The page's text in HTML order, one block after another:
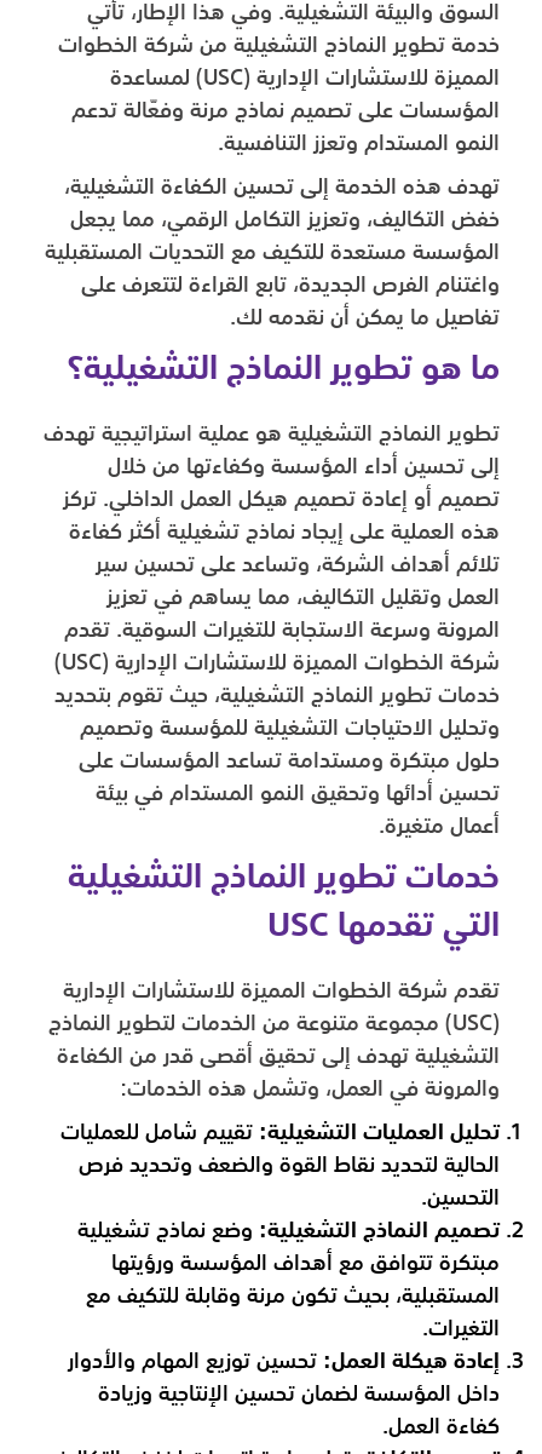
السوق والبيئة التشغيلية. وفي هذا الإطار، تأتي
خدمة تطوير النماذج التشغيلية من شركة الخطوات
المميزة للاستشارات الإدارية (USC) لمساعدة
المؤسسات على تصميم نماذج مرنة وفعّالة تدعم
النمو المستدام وتعزز التنافسية.
تهدف هذه الخدمة إلى تحسين الكفاءة التشغيلية،
خفض التكاليف، وتعزيز التكامل الرقمي، مما يجعل
المؤسسة مستعدة للتكيف مع التحديات المستقبلية
واغتنام الفرص الجديدة، تابع القراءة لتتعرف على
تفاصيل ما يمكن أن نقدمه لك.
ما هو تطوير النماذج التشغيلية؟
تطوير النماذج التشغيلية هو عملية استراتيجية تهدف
إلى تحسين أداء المؤسسة وكفاءتها من خلال
تصميم أو إعادة تصميم هيكل العمل الداخلي. تركز
هذه العملية على إيجاد نماذج تشغيلية أكثر كفاءة
تلائم أهداف الشركة، وتساعد على تحسين سير
العمل وتقليل التكاليف، مما يساهم في تعزيز
المرونة وسرعة الاستجابة للتغيرات السوقية. تقدم
شركة الخطوات المميزة للاستشارات الإدارية (USC)
خدمات تطوير النماذج التشغيلية، حيث تقوم بتحديد
وتحليل الاحتياجات التشغيلية للمؤسسة وتصميم
حلول مبتكرة ومستدامة تساعد المؤسسات على
تحسين أدائها وتحقيق النمو المستدام في بيئة
أعمال متغيرة.
خدمات تطوير النماذج التشغيلية
التي تقدمها USC
تقدم شركة الخطوات المميزة للاستشارات الإدارية
(USC) مجموعة متنوعة من الخدمات لتطوير النماذج
التشغيلية تهدف إلى تحقيق أقصى قدر من الكفاءة
والمرونة في العمل، وتشمل هذه الخدمات:
تحليل العمليات التشغيلية: تقييم شامل للعمليات
الحالية لتحديد نقاط القوة والضعف وتحديد فرص
التحسين.
تصميم النماذج التشغيلية: وضع نماذج تشغيلية
مبتكرة تتوافق مع أهداف المؤسسة ورؤيتها
المستقبلية، بحيث تكون مرنة وقابلة للتكيف مع
التغيرات.
إعادة هيكلة العمل: تحسين توزيع المهام والأدوار
داخل المؤسسة لضمان تحسين الإنتاجية وزيادة
كفاءة العمل.